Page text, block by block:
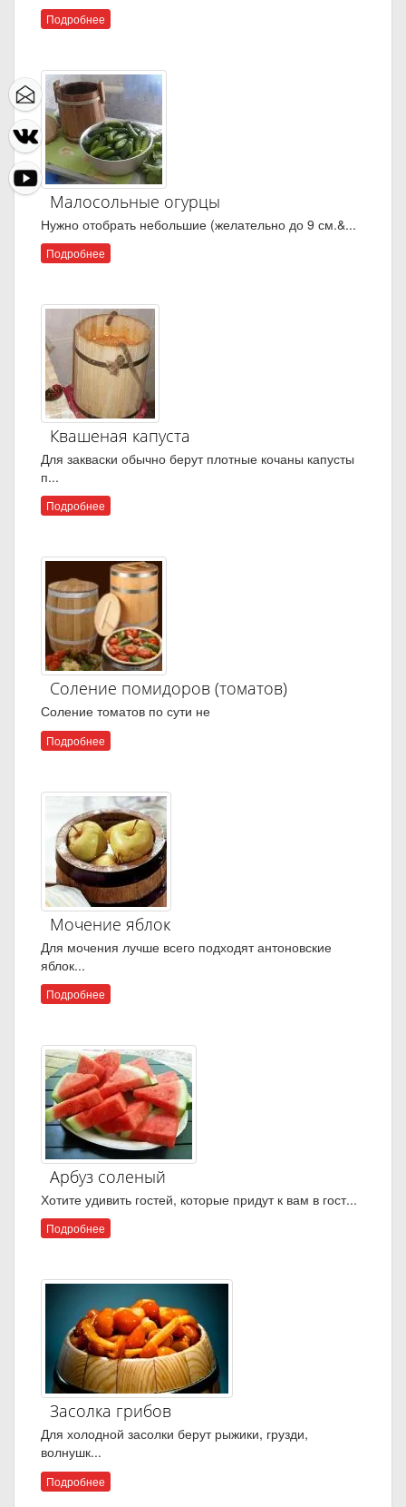
Подробнее
Малосольные огурцы
Нужно отобрать небольшие (желательно до 9 см.&...
Подробнее
Квашеная капуста
Для закваски обычно берут плотные кочаны капусты
п...
Подробнее
Соление помидоров (томатов)
Соление томатов по сути не
Подробнее
Мочение яблок
Для мочения лучше всего подходят антоновские
яблок...
Подробнее
Арбуз соленый
Хотите удивить гостей, которые придут к вам в гост...
Подробнее
Засолка грибов
Для холодной засолки берут рыжики, грузди,
волнушк...
Подробнее